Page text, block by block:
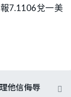
7.1106兌一美
他信侮辱